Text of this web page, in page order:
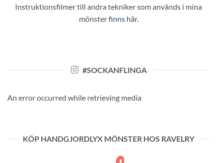
Instruktionsfilmer till andra tekniker som används i mina
mönsterfinns här.
#SOCKANFLINGA
An error occurred while retrieving media
KÖP HANDGJORDLYX MÖNSTER HOS RAVELRY